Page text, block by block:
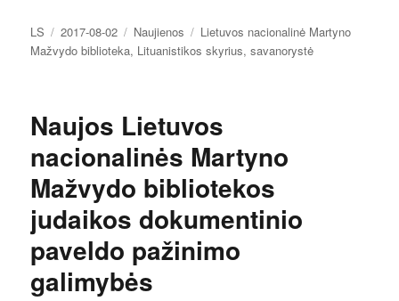
Autorius
LS Paskelbta
2017-08-02 Kategorijos
Naujienos Žymos
Lietuvos nacionalinė Martyno
Mažvydo biblioteka, Lituanistikos skyrius,savanorystė
Naujos Lietuvos
nacionalinės Martyno
Mažvydo bibliotekos
judaikos dokumentinio
paveldo pažinimo
galimybės